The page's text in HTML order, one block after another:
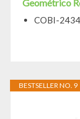
Geométrico
COBI-
BESTSELLER NO. 9